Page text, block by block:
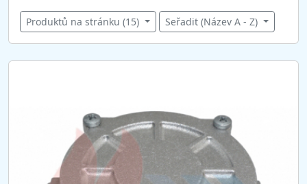
Produktů na stránku (15) Seřadit (Název A - Z)